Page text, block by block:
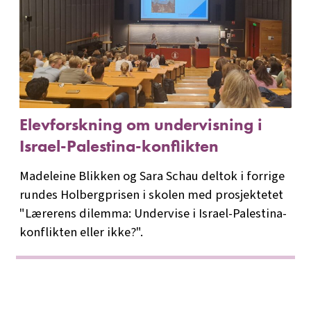
Elevforskning om undervisning i
Israel-Palestina-konflikten
Madeleine Blikken og Sara Schau deltok i forrige
rundes Holbergprisen i skolen med prosjektetet
"Lærerens dilemma: Undervise i Israel-Palestina-
konflikten eller ikke?".